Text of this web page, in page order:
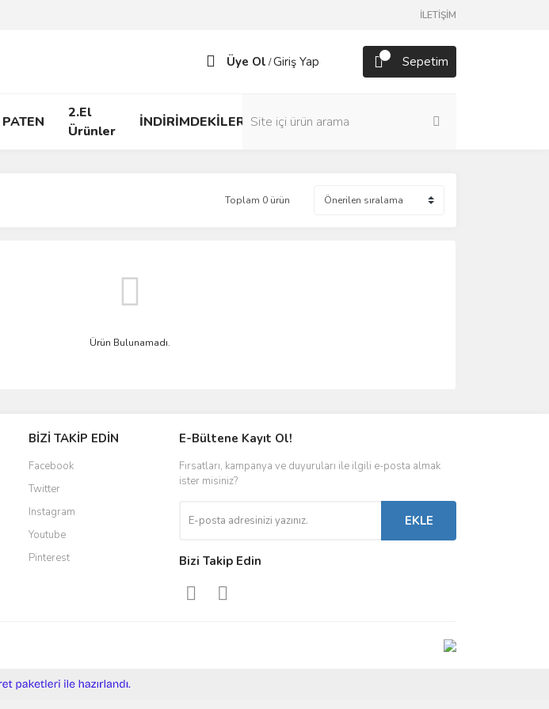
İLETİŞİM
Üye Ol /Giriş Yap Sepetim
PATEN
2.El
Ürünler
İNDİRİMDEKİLER
Toplam 0 ürün
Ürün Bulunamadı.
BİZİ TAKİP EDİN
Facebook
Twitter
Instagram
Youtube
Pinterest
E-Bültene Kayıt Ol!
Fırsatları, kampanya ve duyuruları ile ilgili e-posta almak
ister misiniz?
EKLE
Bizi Takip Edin
e-